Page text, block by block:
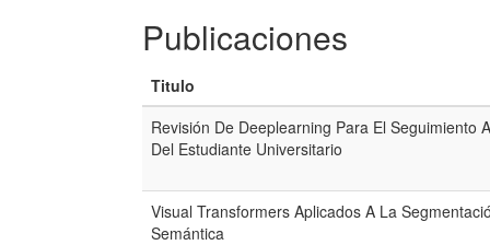
Publicaciones
Titulo
Revisión De Deeplearning Para El Seguimiento
Del Estudiante Universitario
Visual Transformers Aplicados A La
Semántica